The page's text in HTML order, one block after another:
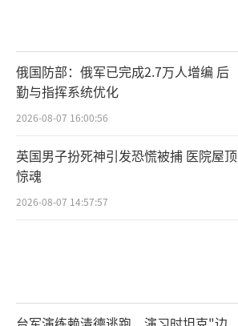
俄国防部：俄军已完成2.7万人增编 后
勤与指挥系统优化
2026-08-07 16:00:56
英国男子扮死神引发恐慌被捕 医院屋顶
惊魂
2026-08-07 14:57:57